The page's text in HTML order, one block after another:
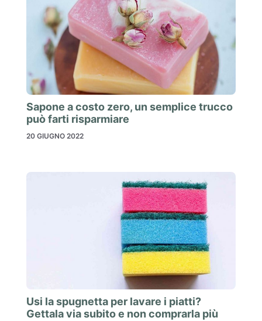
Sapone a costo zero, un semplice trucco
può farti risparmiare
20 GIUGNO 2022
Usi la spugnetta per lavare i piatti?
Gettala via subito e non comprarla più